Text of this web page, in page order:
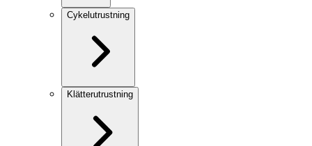
Cykelutrustning
Klätterutrustning